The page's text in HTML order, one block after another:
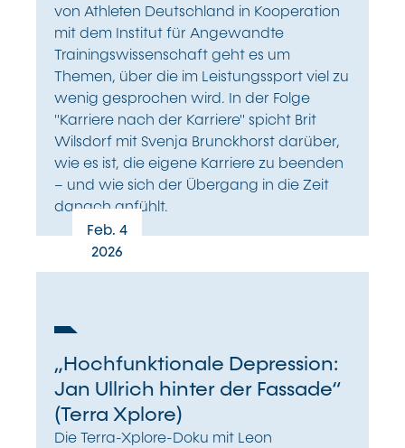
von Athleten Deutschland in Kooperation
mit dem Institut für Angewandte
Trainingswissenschaft geht es um
Themen, über die im Leistungssport viel zu
wenig gesprochen wird. In der Folge
"Karriere nach der Karriere" spicht Brit
Wilsdorf mit Svenja Brunckhorst darüber,
wie es ist, die eigene Karriere zu beenden
– und wie sich der Übergang in die Zeit
danach anfühlt.
Feb. 4
2026
„Hochfunktionale Depression:
Jan Ullrich hinter der Fassade“
(Terra Xplore)
Die Terra-Xplore-Doku mit Leon